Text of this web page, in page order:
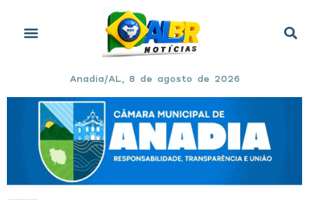
Anadia/AL, 8 de agosto de 2026